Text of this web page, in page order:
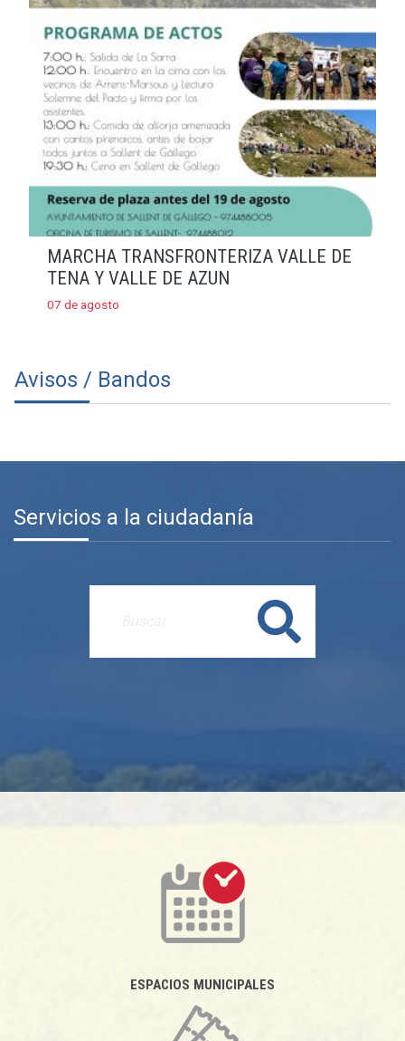
MARCHA TRANSFRONTERIZA VALLE DE
TENA Y VALLE DE AZUN
07 de agosto
Avisos / Bandos
Servicios a la ciudadanía
Buscar
ESPACIOS MUNICIPALES